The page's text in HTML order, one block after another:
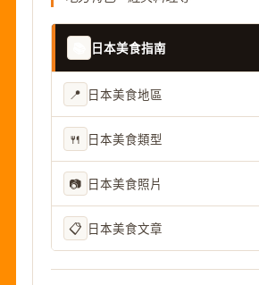
日本美食指南
📍 日本美食地區
🍴 日本美食類型
📷 日本美食照片
📋 日本美食文章